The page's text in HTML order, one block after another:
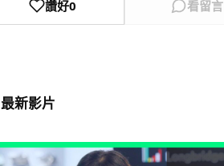
讚好0 看留言
最新影片